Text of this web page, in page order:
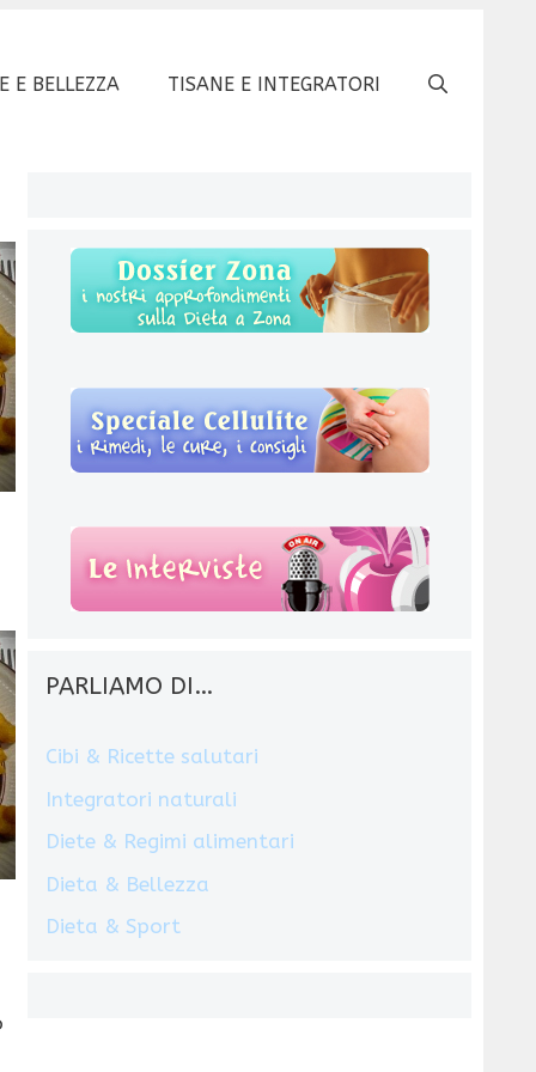
E BELLEZZA TISANE E INTEGRATORI
PARLIAMO DI…
Cibi & Ricette salutari
Integratori naturali
Diete & Regimi alimentari
Dieta & Bellezza
Dieta & Sport